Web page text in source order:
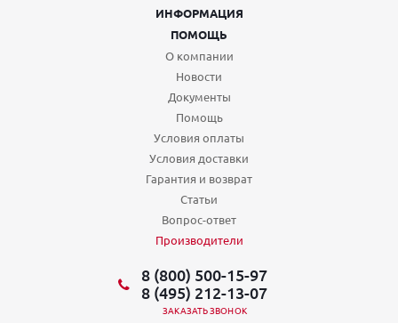
ИНФОРМАЦИЯ
ПОМОЩЬ
О компании
Новости
Документы
Помощь
Условия оплаты
Условия доставки
Гарантия и возврат
Статьи
Вопрос-ответ
Производители
8 (800) 500-15-97
8 (495) 212-13-07
ЗАКАЗАТЬ ЗВОНОК